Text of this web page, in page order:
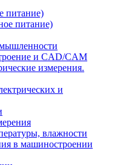
питание)
питание)
и CAD/CAM
измерения.
и
влажности
в машиностроении